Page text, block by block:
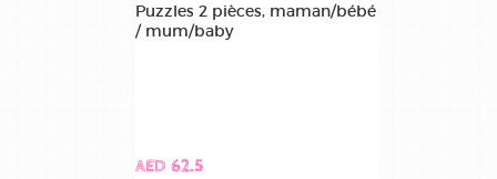
Puzzles 2 pièces, maman/bébé
/ mum/baby
AED 62.5